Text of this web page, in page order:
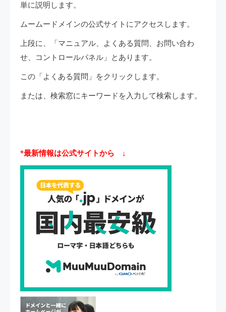
単に説明します。
ムームードメインの公式サイトにアクセスします。
上段に、「マニュアル、よくある質問、お問い合わ
せ、コントロールパネル」とあります。
この「よくある質問」をクリックします。
または、検索窓にキーワードを入力して検索します。
*最新情報は公式サイトから ↓